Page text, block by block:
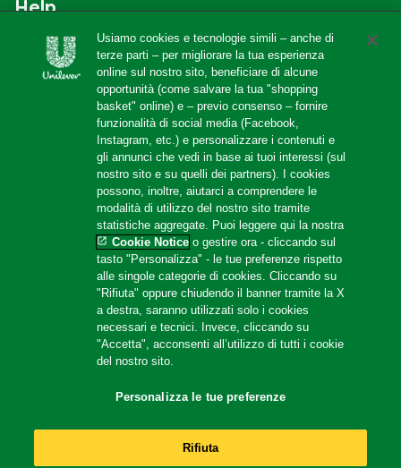
Help
F.A.Q
Localizzatore di negozi
Amazon Store
© 2026 Copyright Unilever
Usiamo cookies e tecnologie simili – anche di
terze parti – per migliorare la tua esperienza
online sul nostro sito, beneficiare di alcune
opportunità (come salvare la tua "shopping
basket" online) e – previo consenso – fornire
funzionalità di social media (Facebook,
Instagram, etc.) e personalizzare i contenuti e
gli annunci che vedi in base ai tuoi interessi (sul
nostro sito e su quelli dei partners). I cookies
possono, inoltre, aiutarci a comprendere le
modalità di utilizzo del nostro sito tramite
statistiche aggregate. Puoi leggere qui la nostra
Cookie Notice o gestire ora - cliccando sul
tasto "Personalizza" - le tue preferenze rispetto
alle singole categorie di cookies. Cliccando su
"Rifiuta" oppure chiudendo il banner tramite la X
a destra, saranno utilizzati solo i cookies
necessari e tecnici. Invece, cliccando su
"Accetta", acconsenti all’utilizzo di tutti i cookie
del nostro sito.
Personalizza le tue preferenze
Rifiuta